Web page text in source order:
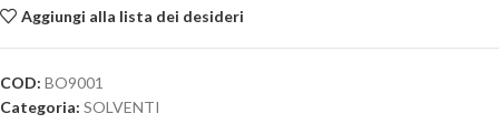
Aggiungi alla lista dei desideri
COD: BO9001
Categoria: SOLVENTI